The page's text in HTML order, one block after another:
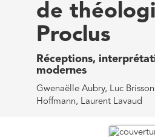
de
Proclus
Réceptions,
modernes
Gwenaëlle Aubry, Luc
Hoffmann, Laurent Lavaud